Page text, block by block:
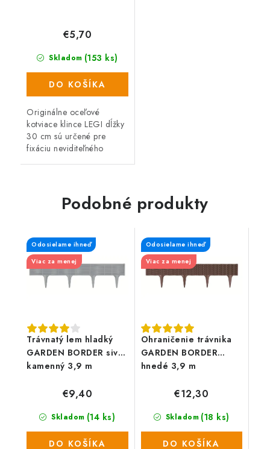
Skladom (153 ks)
€5,70
DO KOŠÍKA
Originálne oceľové
kotviace klince LEGI dĺžky
30 cm sú určené pre
fixáciu neviditeľného
Podobné produkty
Trávnatý lem hladký
GARDEN BORDER sivý
kamenný 3,9 m
Odosielame ihneď
Viac za menej
Skladom (14 ks)
€9,40
DO KOŠÍKA
Ohraničenie trávnika
GARDEN BORDER
hnedé 3,9 m
Odosielame ihneď
Viac za menej
Skladom (18 ks)
€12,30
DO KOŠÍKA